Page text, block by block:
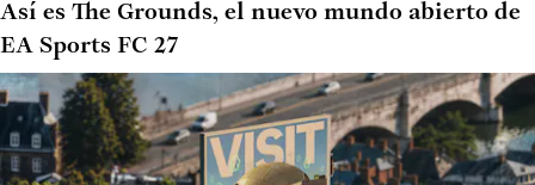
Así es The Grounds, el nuevo mundo abierto de
EA Sports FC 27